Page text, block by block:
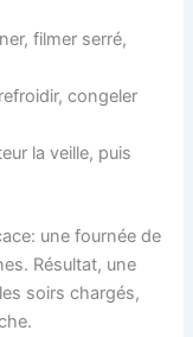
filmer serré,
congeler
la veille, puis
une fournée de
Résultat, une
soirs chargés,